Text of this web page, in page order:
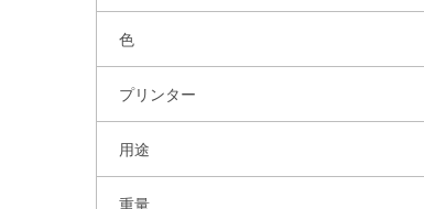
色
プリンター
用途
重量